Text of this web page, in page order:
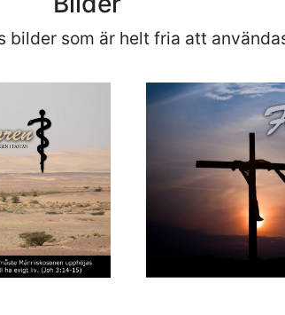
som är helt fria att